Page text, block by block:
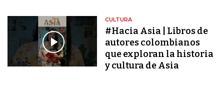
CULTURA
#Hacia Asia | Libros de
autores colombianos
que exploran la historia
y cultura de Asia